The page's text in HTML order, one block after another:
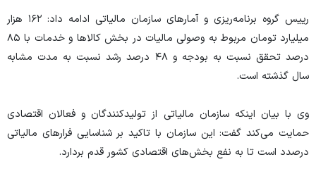
رییس گروه برنامه‌ریزی و آمار‌های سازمان مالیاتی ادامه داد: ۱۶۲ هزار
میلیارد تومان مربوط به وصولی مالیات در بخش کالا‌ها و خدمات با ۸۵
درصد تحقق نسبت به بودجه و ۴۸ درصد رشد نسبت به مدت مشابه
سال گذشته است.
وی با بیان اینکه سازمان مالیاتی از تولیدکنندگان و فعالان اقتصادی
حمایت می‌کند گفت: این سازمان با تاکید بر شناسایی فرار‌های مالیاتی
درصدد است تا به نفع بخش‌های اقتصادی کشور قدم بردارد.